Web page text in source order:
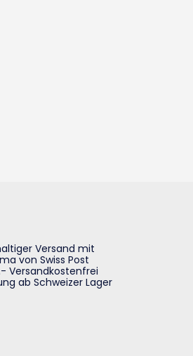
Versand mit
von Swiss Post
Versandkostenfrei
ab Schweizer Lager